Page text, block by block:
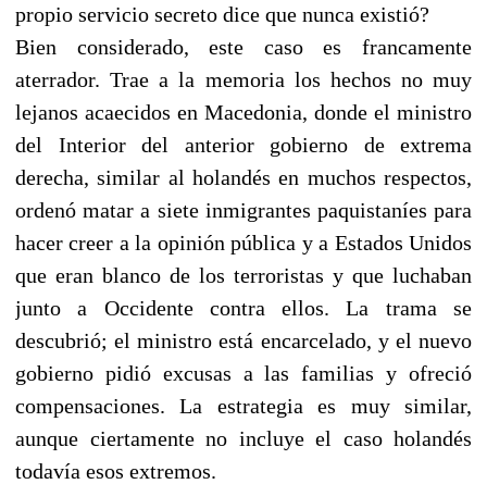
propio servicio secreto dice que nunca existió?
Bien considerado, este caso es francamente
aterrador. Trae a la memoria los hechos no muy
lejanos acaecidos en Macedonia, donde el ministro
del Interior del anterior gobierno de extrema
derecha, similar al holandés en muchos respectos,
ordenó matar a siete inmigrantes paquistaníes para
hacer creer a la opinión pública y a Estados Unidos
que eran blanco de los terroristas y que luchaban
junto a Occidente contra ellos. La trama se
descubrió; el ministro está encarcelado, y el nuevo
gobierno pidió excusas a las familias y ofreció
compensaciones. La estrategia es muy similar,
aunque ciertamente no incluye el caso holandés
todavía esos extremos.